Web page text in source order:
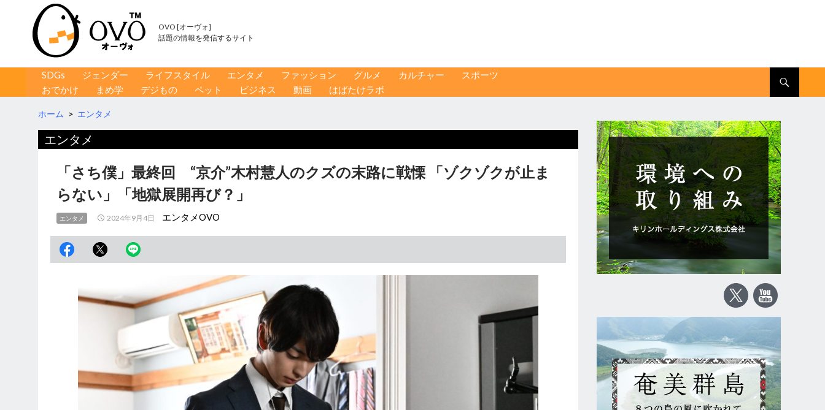
OVO [オーヴォ]
話題の情報を発信するサイト
コンテンツへ移動
SDGs ジェンダー ライフスタイル エンタメ ファッション グルメ カルチャー
スポーツ
おでかけ
まめ学 デジもの ペット ビジネス 動画 はばたけラボ
ホーム > エンタメ
エンタメ
「さち僕」最終回 “京介”木村慧人のクズの末路に戦慄 「ゾクゾクが止ま
らない」「地獄展開再び？」
エンタメ 2024年9月4日 エンタメOVO